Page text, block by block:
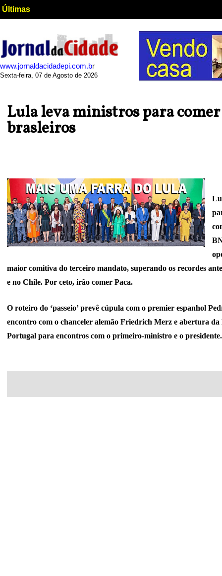
Últimas
www.jornaldacidadepi.com.br
Sexta-feira, 07 de Agosto de 2026
Lula leva ministros para comer
brasleiros
maior comitiva do terceiro mandato, superando os recordes
e no Chile. Por ceto, irão comer Paca.
O roteiro do ‘passeio’ prevê cúpula com o premier espanhol
encontro com o chanceler alemão Friedrich Merz e abertura da
Portugal para encontros com o primeiro-ministro e o presidente.